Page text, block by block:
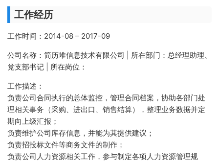
工作经历
工作时间：2014-08 – 2017-09
公司名称：简历堆信息技术有限公司 | 所在部门：总经理助理、
党支部书记 | 所在岗位：
工作描述：
负责公司合同执行的总体监控，管理合同档案，协助各部门处
理相关事务（采购、进出口、销售结算），整理业务数据并定
期向上级汇报；
负责维护公司库存信息，并能为其提供建议；
负责招投标文件等商务文件的制作；
负责公司人力资源相关工作，参与制定各项人力资源管理规